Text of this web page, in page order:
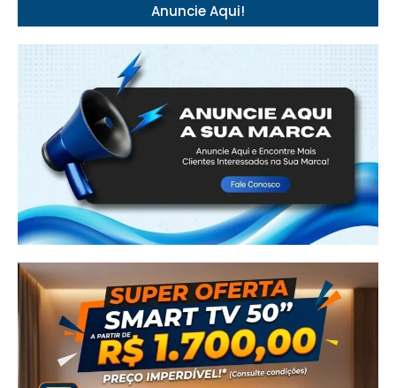
Anuncie Aqui!